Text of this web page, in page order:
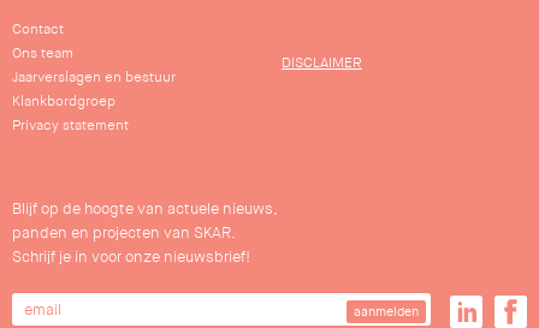
Contact
Ons team
Jaarverslagen en bestuur
Klankbordgroep
Privacy statement
DISCLAIMER
Blijf op de hoogte van actuele nieuws,
panden en projecten van SKAR.
Schrijf je in voor onze nieuwsbrief!